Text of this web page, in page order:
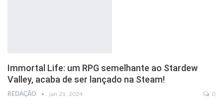
Immortal Life: um RPG semelhante ao Stardew
Valley, acaba de ser lançado na Steam!
REDAÇÃO jan 21, 2024 0